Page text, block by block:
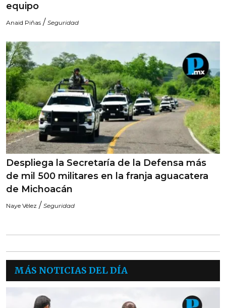
equipo
Anaid Piñas / Seguridad
Despliega la Secretaría de la Defensa más
de mil 500 militares en la franja aguacatera
de Michoacán
Naye Vélez / Seguridad
MÁS NOTICIAS DEL DÍA